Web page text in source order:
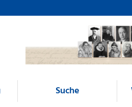
Suche